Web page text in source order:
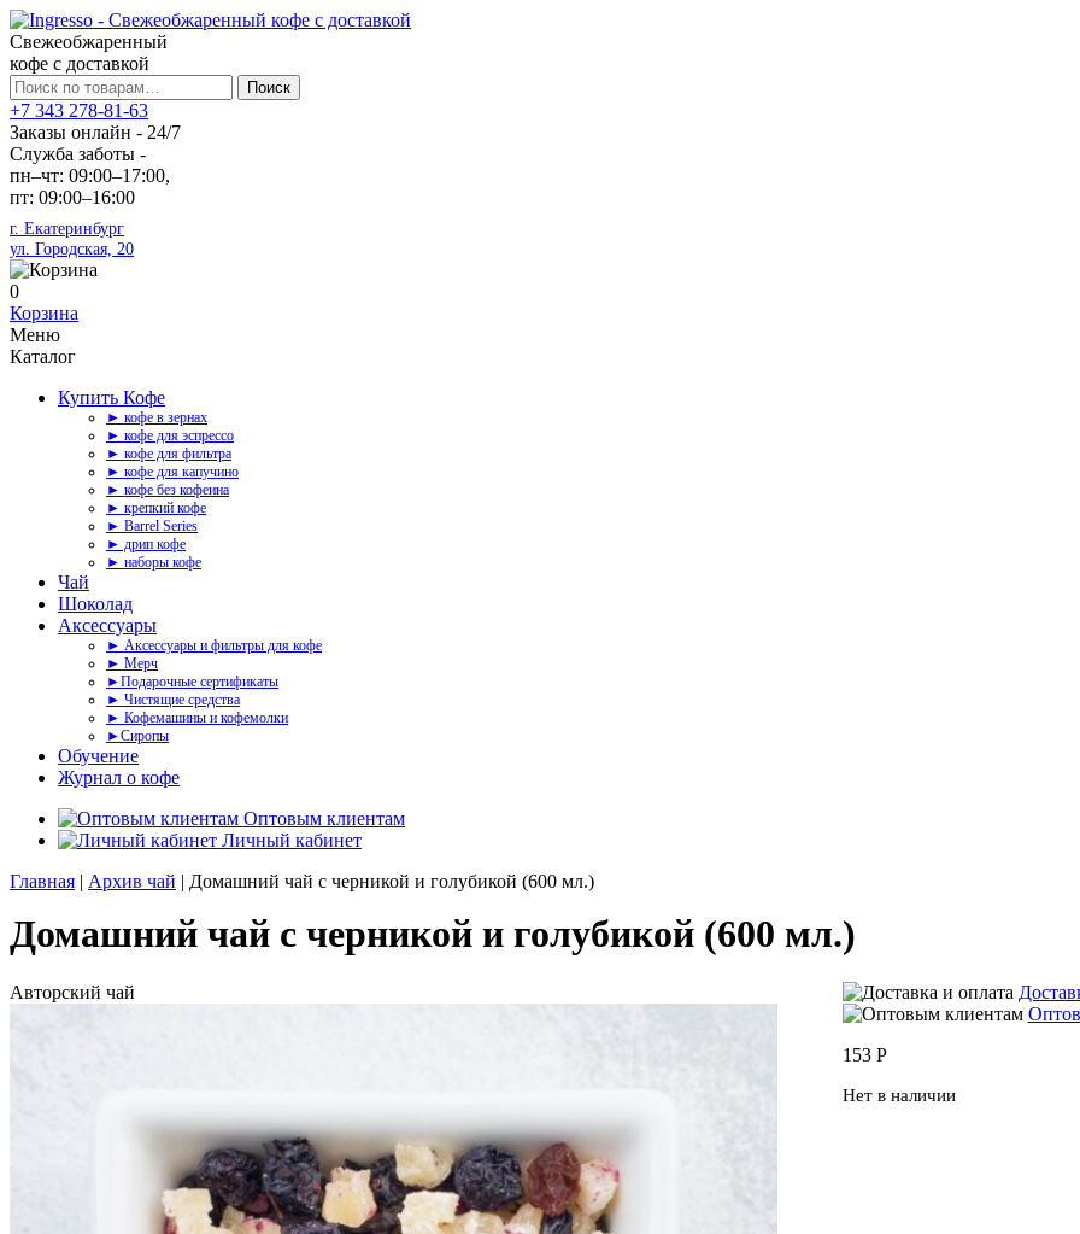
Свежеобжаренный
кофе с доставкой
Искать:
Поиск
+7 343 278-81-63
Заказы онлайн - 24/7
Служба заботы -
пн–чт: 09:00–17:00,
пт: 09:00–16:00
г. Екатеринбург
ул. Городская, 20
0
Корзина
Меню
Каталог
Купить Кофе
► кофе в зернах
► кофе для эспрессо
► кофе для фильтра
► кофе для капучино
► кофе без кофеина
► крепкий кофе
► Barrel Series
► дрип кофе
► наборы кофе
Чай
Шоколад
Аксессуары
► Аксессуары и фильтры для кофе
► Мерч
►Подарочные сертификаты
► Чистящие средства
► Кофемашины и кофемолки
►Сиропы
Обучение
Журнал о кофе
Оптовым клиентам
Личный кабинет
Главная | Архив чай | Домашний чай с черникой и голубикой (600 мл.)
Домашний чай с черникой и голубикой (600 мл.)
Авторский чай
153 Р
Нет в наличии